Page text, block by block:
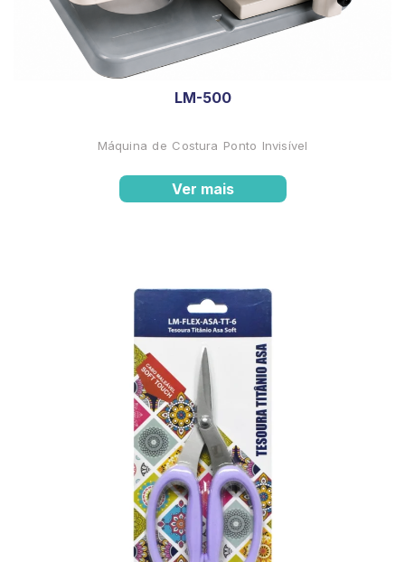
LM-500
Máquina de Costura Ponto Invisível
Ver mais